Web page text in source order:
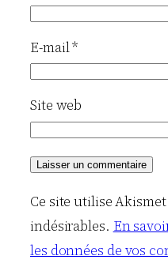
E-mail*
Site web
Ce site utilise
indésirables. En
les données de vos